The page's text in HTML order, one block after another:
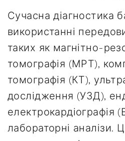
Сучасна діагностика
використанні
таких як магнітно-
томографія (МРТ),
томографія (КТ),
дослідження (УЗД),
електрокардіографія
лабораторні аналізи.